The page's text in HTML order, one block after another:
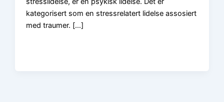
kategorisert som en stressrelatert lidelse assosiert
med traumer. […]